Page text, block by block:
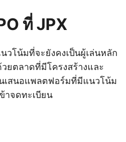
ที่ JPX
วโน้มที่จะยังคงเป็นผู้เล่นหลัก
ยตลาดที่มีโครงสร้างและ
เสนอแพลตฟอร์มที่มีแนวโน้ม
าจดทะเบียน